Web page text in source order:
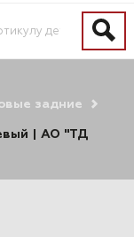
задние
| АО "ТД